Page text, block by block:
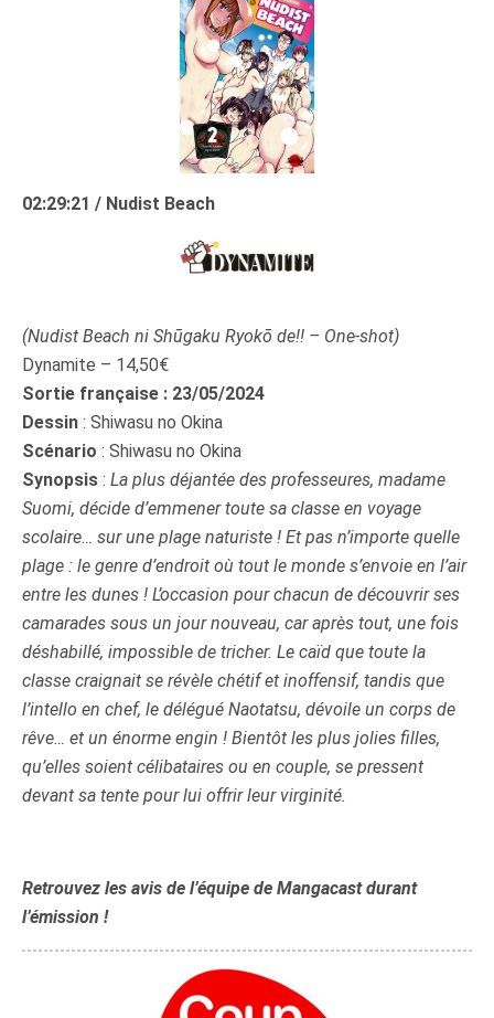
02:29:21 / Nudist Beach
(Nudist Beach ni Shūgaku Ryokō de!! – One-shot)
Dynamite – 14,50€
Sortie française : 23/05/2024
Dessin : Shiwasu no Okina
Scénario : Shiwasu no Okina
Synopsis : La plus déjantée des professeures, madame
Suomi, décide d’emmener toute sa classe en voyage
scolaire… sur une plage naturiste ! Et pas n’importe quelle
plage : le genre d’endroit où tout le monde s’envoie en l’air
entre les dunes ! L’occasion pour chacun de découvrir ses
camarades sous un jour nouveau, car après tout, une fois
déshabillé, impossible de tricher. Le caïd que toute la
classe craignait se révèle chétif et inoffensif, tandis que
l’intello en chef, le délégué Naotatsu, dévoile un corps de
rêve… et un énorme engin ! Bientôt les plus jolies filles,
qu’elles soient célibataires ou en couple, se pressent
devant sa tente pour lui offrir leur virginité.
Retrouvez les avis de l’équipe de Mangacast durant
l’émission !